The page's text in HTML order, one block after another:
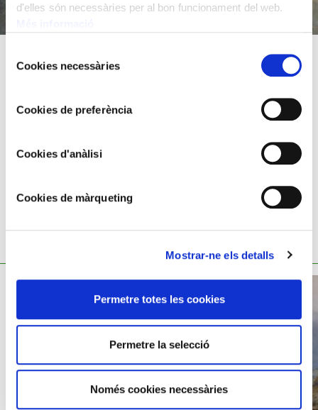
d'elles són necessàries per al bon funcionament del web.
deCookies necessàries
Cookies de preferència
Cookies d'anàlisi
Cookies de màrqueting
Mostrar-ne els detalls
Permetre totes les cookies
Permetre la selecció
Només cookies necessàries
TAMBÉ ET POT INTERESSAR